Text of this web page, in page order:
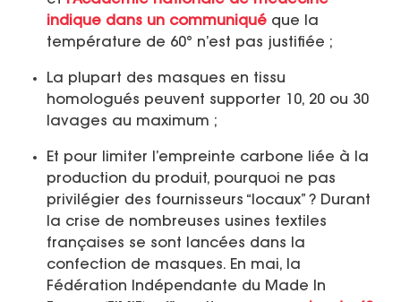
indique dans un communiqué que la
température de 60° n’est pas justifiée ;
La plupart des masques en tissu
homologués peuvent supporter 10, 20 ou 30
lavages au maximum ;
Et pour limiter l’empreinte carbone liée à la
production du produit, pourquoi ne pas
privilégier des fournisseurs “locaux” ? Durant
la crise de nombreuses usines textiles
françaises se sont lancées dans la
confection de masques. En mai, la
Fédération Indépendante du Made In